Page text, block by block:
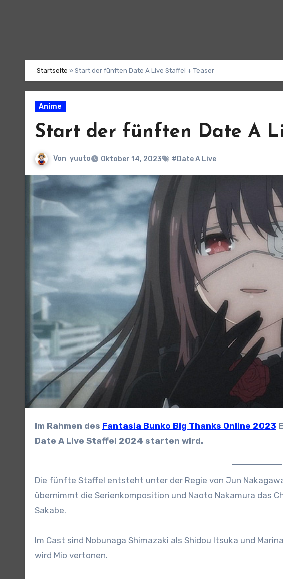
Startseite » Start der fünften Date A Live Staffel + Teaser
Anime
Start der fünften Date A
Von yuuto Oktober 14, 2023 #Date A Live
Im Rahmen des Fantasia Bunko Big Thanks Online 2023
Date A Live Staffel 2024 starten wird.
Die fünfte Staffel entsteht unter der Regie von Jun Nakagawa
übernimmt die Serienkomposition und Naoto Nakamura das
Sakabe.
Im Cast sind Nobunaga Shimazaki als Shidou Itsuka und
wird Mio vertonen.